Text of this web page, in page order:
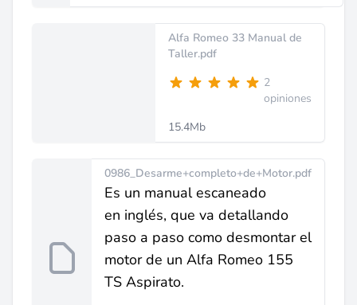
Alfa Romeo 33 Manual de
Taller.pdf
2
opiniones
15.4Mb
0986_Desarme+completo+de+Motor.pdf
Es un manual escaneado
en inglés, que va detallando
paso a paso como desmontar el
motor de un Alfa Romeo 155
TS Aspirato.